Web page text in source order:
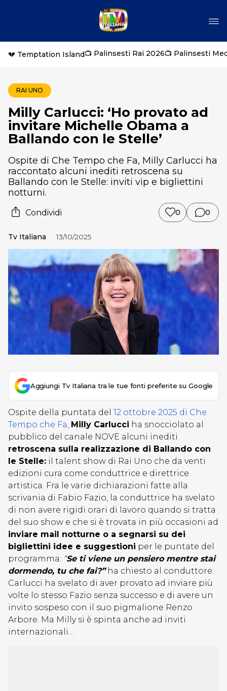
💔 Temptation Island📺 Palinsesti Rai 2026📺 Palinsesti
RAI UNO
Milly Carlucci: ‘Ho provato ad
invitare Michelle Obama a
Ballando con le Stelle’
Ospite di Che Tempo che Fa, Milly Carlucci ha
raccontato alcuni inediti retroscena su
Ballando con le Stelle: inviti vip e bigliettini
notturni.
Condividi 0 0
Tv Italiana 13/10/2025
Aggiungi Tv Italiana tra le tue fonti preferite su Google
Ospite della puntata del 12 ottobre 2025 di Che
Tempo che Fa, Milly Carlucci ha snocciolato al
pubblico del canale NOVE alcuni inediti
retroscena sulla realizzazione di Ballando con
le Stelle: il talent show di Rai Uno che da venti
edizioni cura come conduttrice e direttrice
artistica. Fra le varie dichiarazioni fatte alla
scrivania di Fabio Fazio, la conduttrice ha svelato
di non avere rigidi orari di lavoro quando si tratta
del suo show e che si è trovata in più occasioni ad
inviare mail notturne o a segnarsi su dei
bigliettini idee e suggestioni per le puntate del
programma: “Se ti viene un pensiero mentre stai
dormendo, tu che fai?”ha chiesto al conduttore.
Carlucci ha svelato di aver provato ad inviare più
volte lo stesso Fazio senza successo e di avere un
invito sospeso con il suo pigmalione Renzo
Arbore. Ma Milly si è spinta anche ad inviti
internazionali…